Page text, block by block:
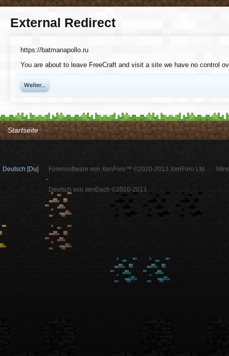
External Redirect
https://batmanapollo.ru
You are about to leave FreeCraft and visit a site we have no control
Weiter...
Startseite
Deutsch [Du]
Forensoftware von XenForo™ ©2010-2013 XenForo Ltd.
-
Deutsch von xenDach ©2010-2013